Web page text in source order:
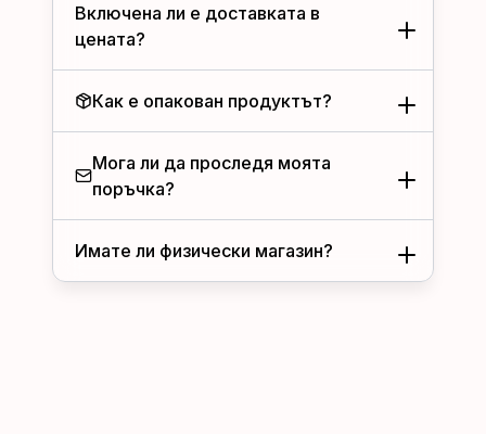
Включена ли е доставката в
цената?
Как е опакован продуктът?
Мога ли да проследя моята
поръчка?
Имате ли физически магазин?